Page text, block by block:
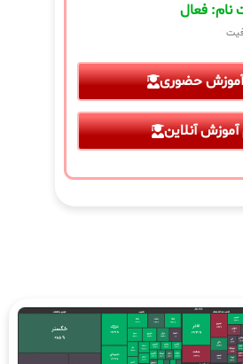
فعال
حضوری
آنلاین